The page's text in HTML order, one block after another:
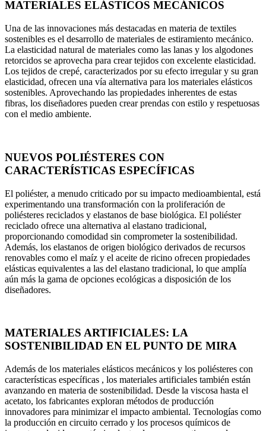
MATERIALES ELÁSTICOS MECÁNICOS
Una de las innovaciones más destacadas en materia de textiles
sostenibles es el desarrollo de materiales de estiramiento mecánico.
La elasticidad natural de materiales como las lanas y los algodones
retorcidos se aprovecha para crear tejidos con excelente elasticidad.
Los tejidos de crepé, caracterizados por su efecto irregular y su gran
elasticidad, ofrecen una vía alternativa para los materiales elásticos
sostenibles. Aprovechando las propiedades inherentes de estas
fibras, los diseñadores pueden crear prendas con estilo y respetuosas
con el medio ambiente.
NUEVOS POLIÉSTERES CON
CARACTERÍSTICAS ESPECÍFICAS
El poliéster, a menudo criticado por su impacto medioambiental, está
experimentando una transformación con la proliferación de
poliésteres reciclados y elastanos de base biológica. El poliéster
reciclado ofrece una alternativa al elastano tradicional,
proporcionando comodidad sin comprometer la sostenibilidad.
Además, los elastanos de origen biológico derivados de recursos
renovables como el maíz y el aceite de ricino ofrecen propiedades
elásticas equivalentes a las del elastano tradicional, lo que amplía
aún más la gama de opciones ecológicas a disposición de los
diseñadores.
MATERIALES ARTIFICIALES: LA
SOSTENIBILIDAD EN EL PUNTO DE MIRA
Además de los materiales elásticos mecánicos y los poliésteres con
características específicas , los materiales artificiales también están
avanzando en materia de sostenibilidad. Desde la viscosa hasta el
acetato, los fabricantes exploran métodos de producción
innovadores para minimizar el impacto ambiental. Tecnologías como
la producción en circuito cerrado y los procesos químicos de